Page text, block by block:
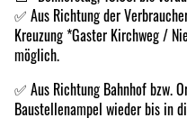
✅ Aus Richtung der
Kreuzung *Gaster Kirchweg /
möglich.
✅ Aus Richtung Bahnhof bzw.
Baustellenampel wieder bis in